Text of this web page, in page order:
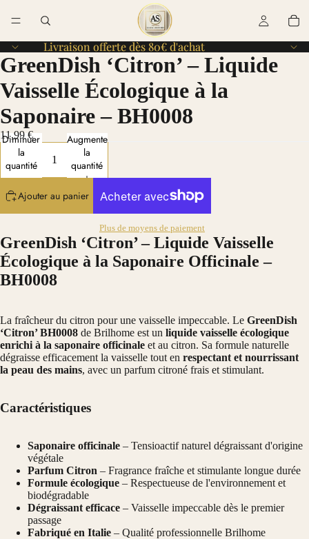
Livraison offerte dès 80€ d'achat
Livraison offerte dès 80€ d'achat
GreenDish ‘Citron’ – Liquide
Vaisselle Écologique à la
Saponaire – BH0008
11,99 €
Diminuer
la
quantité
Augmenter
la
quantité
Ajouter au panier
Plus de moyens de paiement
GreenDish ‘Citron’ – Liquide Vaisselle
Écologique à la Saponaire Officinale –
BH0008
La fraîcheur du citron pour une vaisselle impeccable. Le GreenDish
‘Citron’ BH0008 de Brilhome est un liquide vaisselle écologique
enrichi à la saponaire officinale et au citron. Sa formule naturelle
dégraisse efficacement la vaisselle tout en respectant et nourrissant
la peau des mains, avec un parfum citroné frais et stimulant.
Caractéristiques
Saponaire officinale – Tensioactif naturel dégraissant d'origine
végétale
Parfum Citron – Fragrance fraîche et stimulante longue durée
Formule écologique – Respectueuse de l'environnement et
biodégradable
Dégraissant efficace – Vaisselle impeccable dès le premier
passage
Fabriqué en Italie – Qualité professionnelle Brilhome